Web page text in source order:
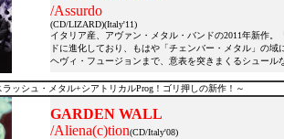
/Assurdo
(CD/LIZARD)(Italy'11)
イタリア産、アヴァン・メタル・バンドの2011年新作
ドに進化しており、もはや「チェンバー・メタル」の
ヘヴィ・フュージョンまで、意表を突きまくるシュー
ッシュ・メタル+シアトリカルProg！ゴリ押しの新作！～
GARDEN WALL
/Aliena(c)tion(CD/Italy'08)